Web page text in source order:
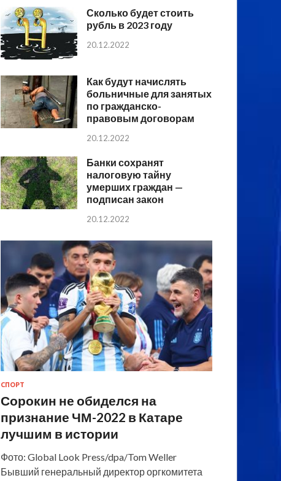
Сколько будет стоить
рубль в 2023 году
20.12.2022
Как будут начислять
больничные для занятых
по гражданско-
правовым договорам
20.12.2022
Банки сохранят
налоговую тайну
умерших граждан —
подписан закон
20.12.2022
СПОРТ
Сорокин не обиделся на
признание ЧМ-2022 в Катаре
лучшим в истории
Фото: Global Look Press/dpa/Tom Weller
Бывший генеральный директор оргкомитета